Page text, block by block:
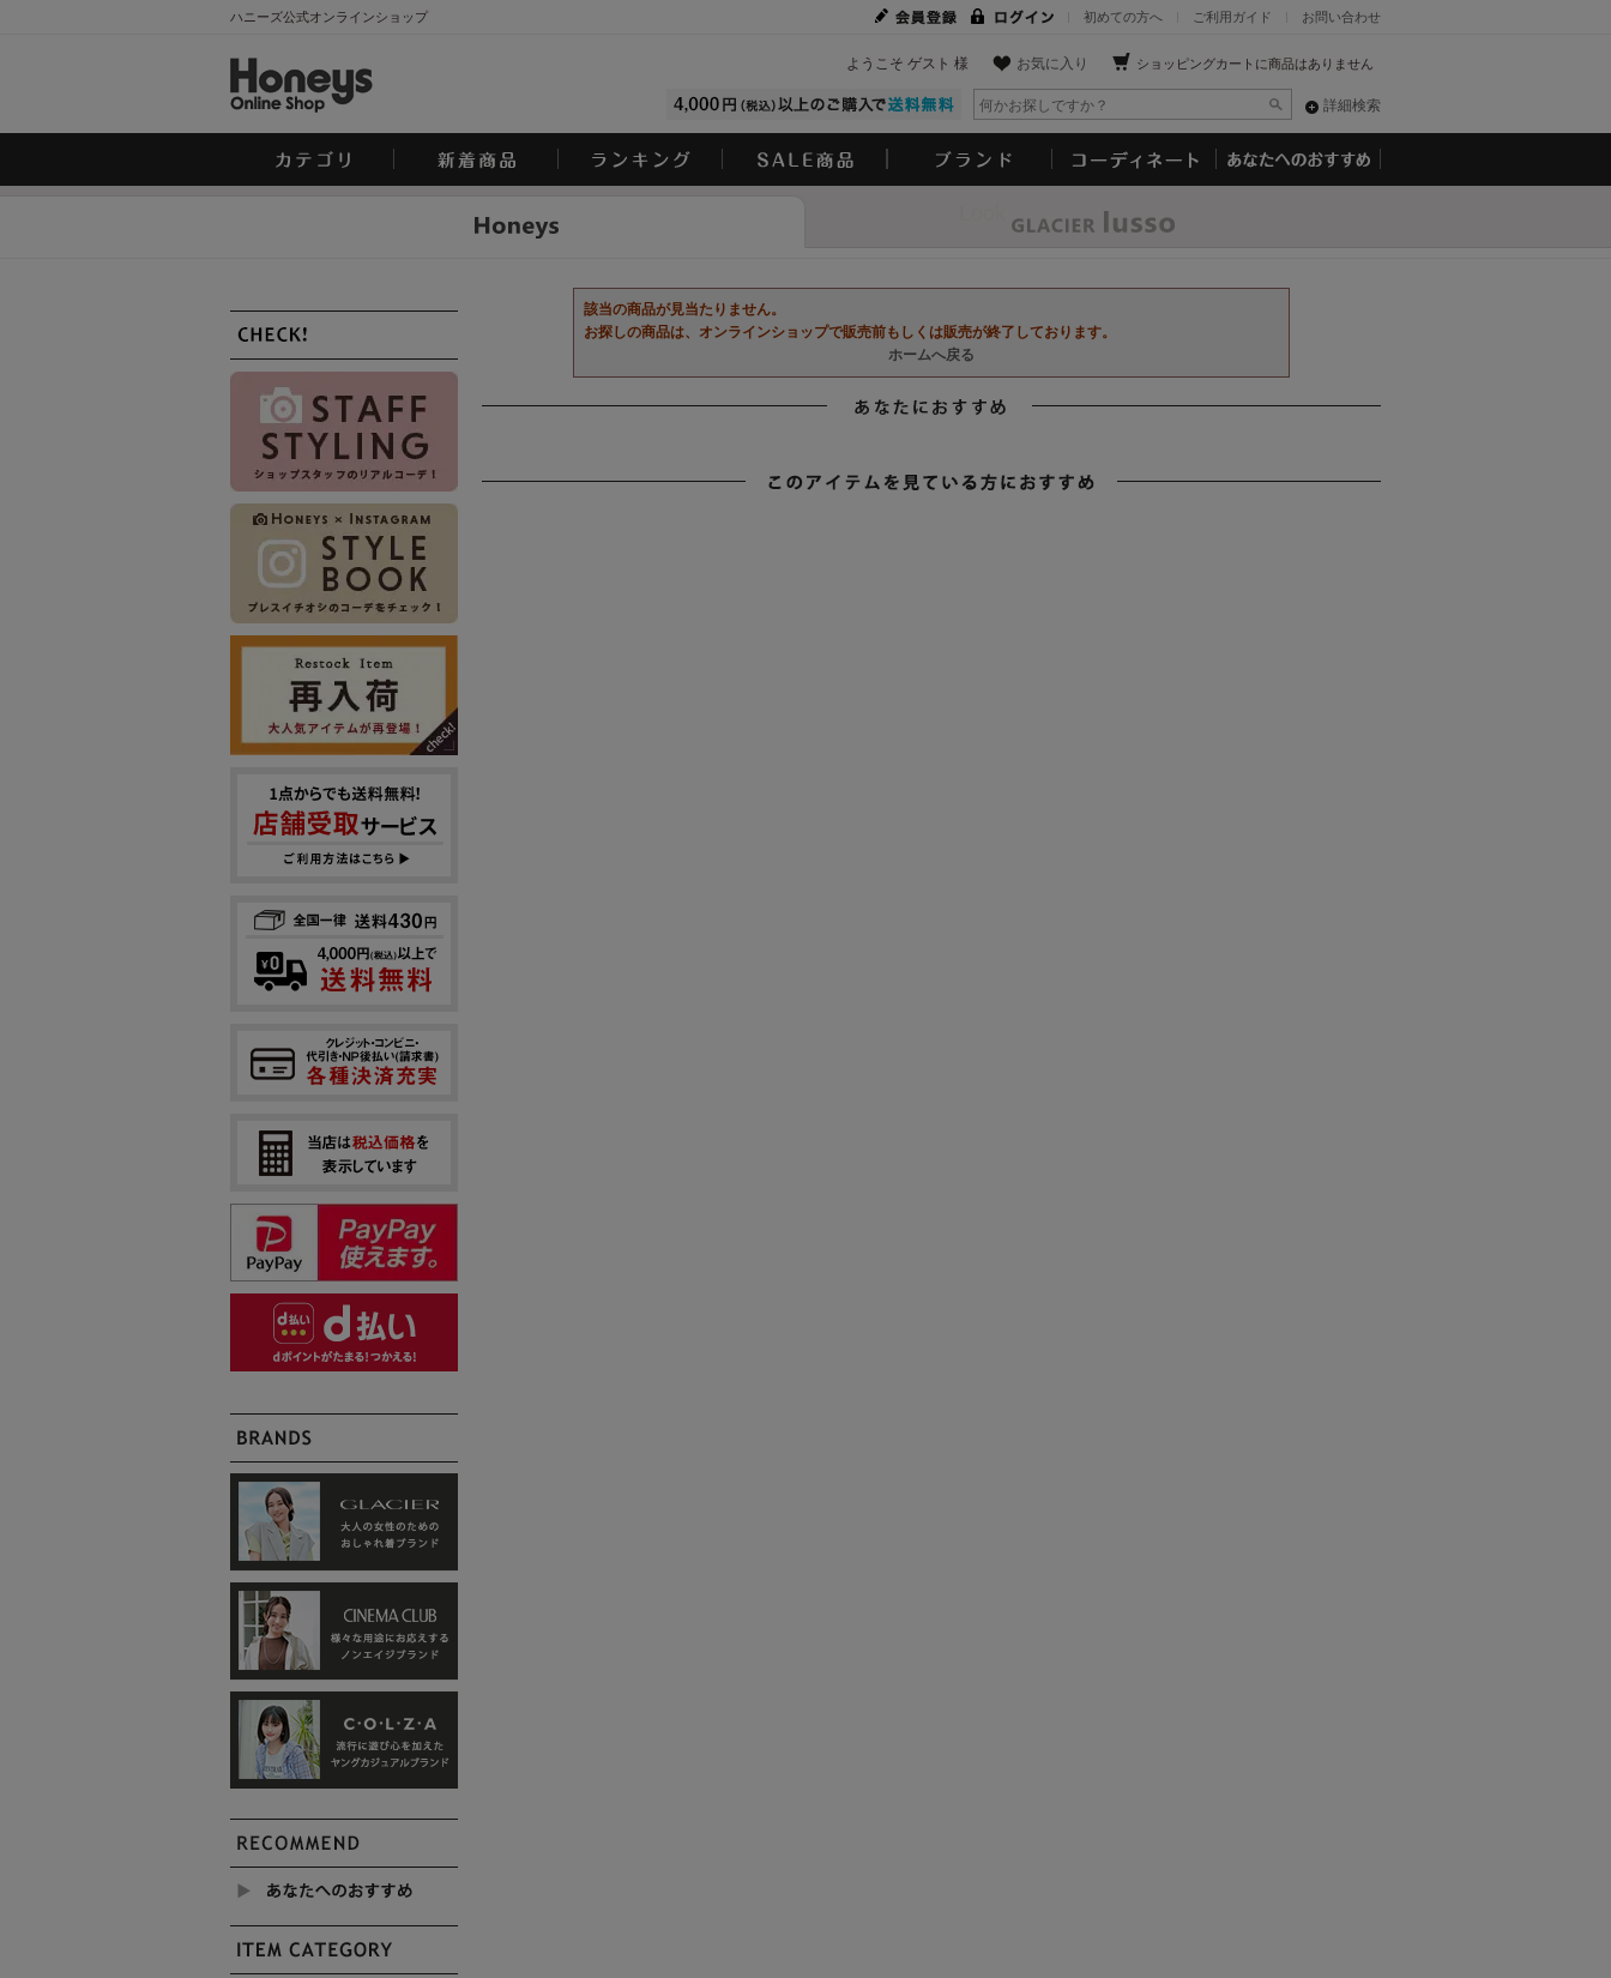
ハニーズ公式オンラインショップ お問い合わせ
ご利用ガイド
初めての方へ
ショッピングカートに商品はありません
お気に入り
ようこそ ゲスト 様
詳細検索
該当の商品が見当たりません。
お探しの商品は、オンラインショップで販売前もしくは販売が終了しております。
ホームへ戻る